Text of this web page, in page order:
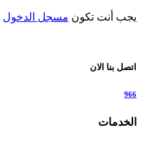
يجب أنت تكون مسجل الدخول
اتصل بنا الان
966
الخدمات